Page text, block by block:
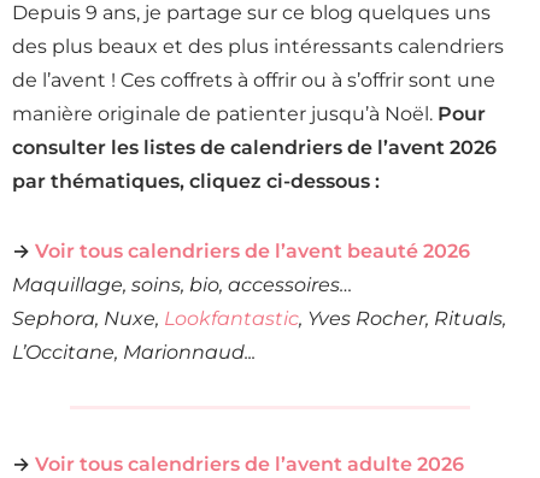
Depuis 9 ans, je partage sur ce blog quelques uns
des plus beaux et des plus intéressants calendriers
de l’avent ! Ces coffrets à offrir ou à s’offrir sont une
manière originale de patienter jusqu’à Noël. Pour
consulter les listes de calendriers de l’avent 2026
par thématiques, cliquez ci-dessous :
→ Voir tous calendriers de l’avent beauté 2026
Maquillage, soins, bio, accessoires…
Sephora, Nuxe, Lookfantastic, Yves Rocher, Rituals,
L’Occitane, Marionnaud...
→ Voir tous calendriers de l’avent adulte 2026